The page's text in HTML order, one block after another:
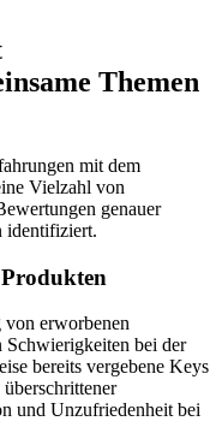
Themen
mit dem
Vielzahl von
genauer
identifiziert.
erworbenen
bei der
bereits vergebene Keys
und Unzufriedenheit bei